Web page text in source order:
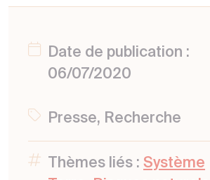
Date de publication :
06/07/2020
Presse, Recherche
Thèmes liés : Système